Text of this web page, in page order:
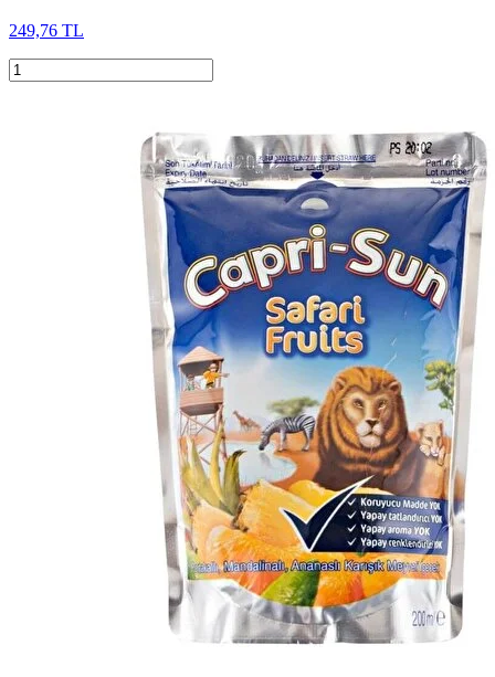
249,76 TL